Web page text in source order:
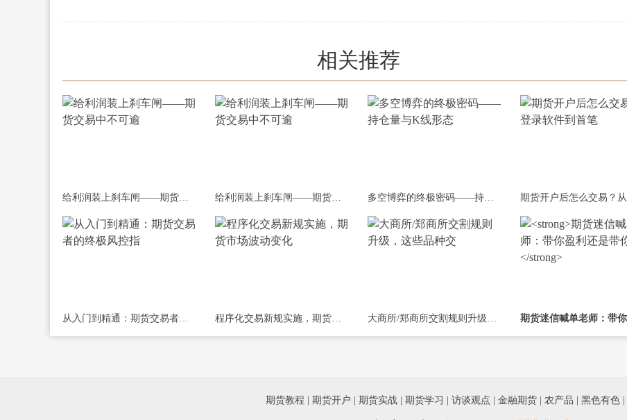
相关推荐
给利润装上刹车闸——期货交易中不可逾 给利润装上刹车闸——期货交易中不可逾 多空博弈的终极密码——持仓量与K线形态
从入门到精通：期货交易者的终极风控指 程序化交易新规实施，期货市场波动变化
期货教程 期货开户 期货实战 期货学习 访谈观点 金融期货 农产品 黑色有色